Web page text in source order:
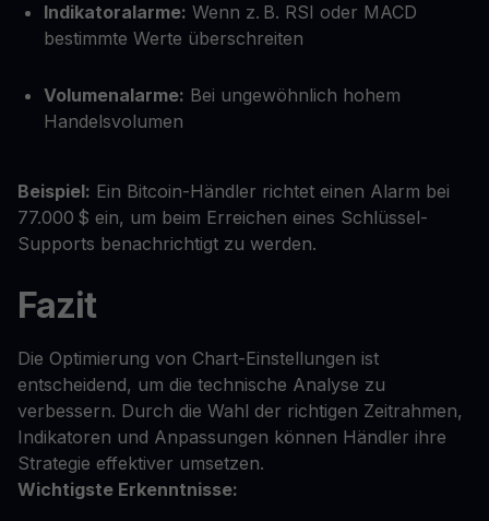
Indikatoralarme: Wenn z. B. RSI oder MACD
bestimmte Werte überschreiten
Volumenalarme: Bei ungewöhnlich hohem
Handelsvolumen
Beispiel: Ein Bitcoin-Händler richtet einen Alarm bei
77.000 $ ein, um beim Erreichen eines Schlüssel-
Supports benachrichtigt zu werden.
Fazit
Die Optimierung von Chart-Einstellungen ist
entscheidend, um die technische Analyse zu
verbessern. Durch die Wahl der richtigen Zeitrahmen,
Indikatoren und Anpassungen können Händler ihre
Strategie effektiver umsetzen.
Wichtigste Erkenntnisse: